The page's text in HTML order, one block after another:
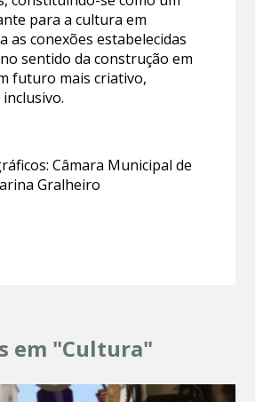
para a cultura em
as conexões estabelecidas
sentido da construção em
futuro mais criativo,
Câmara Municipal de
Gralheiro
em "Cultura"